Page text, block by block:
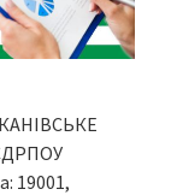
19001,